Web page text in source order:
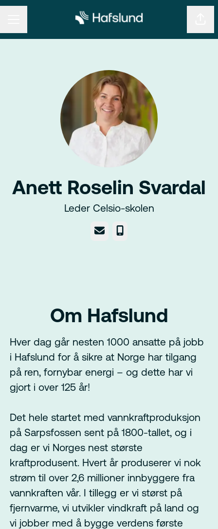
Anett Roselin Svardal
Leder Celsio-skolen
E-post Telefonnummer
Om Hafslund
Hver dag går nesten 1000 ansatte på jobb
i Hafslund for å sikre at Norge har tilgang
på ren, fornybar energi – og dette har vi
gjort i over 125 år!
Det hele startet med vannkraftproduksjon
på Sarpsfossen sent på 1800-tallet, og i
dag er vi Norges nest største
kraftprodusent. Hvert år produserer vi nok
strøm til over 2,6 millioner innbyggere fra
vannkraften vår. I tillegg er vi størst på
fjernvarme, vi utvikler vindkraft på land og
vi jobber med å bygge verdens første